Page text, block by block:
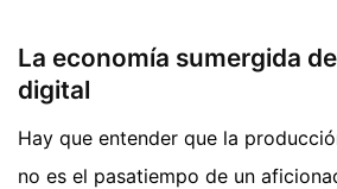
La economía sumergida
digital
Hay que entender que la
no es el pasatiempo de un